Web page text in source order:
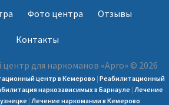
Фото центра Отзывы
Контакты
для наркоманов «Арго» © 2026
центр в Кемерово | Реабилитационный
наркозависимых в Барнауле | Лечение
| Лечение наркомании в Кемерово